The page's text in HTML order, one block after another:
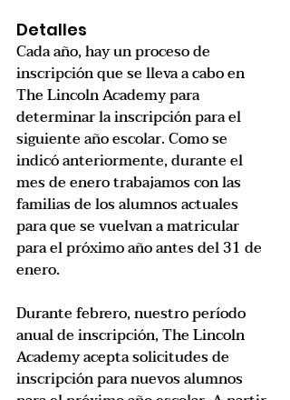
Detalles
Cada año, hay un proceso de
inscripción que se lleva a cabo en
The Lincoln Academy para
determinar la inscripción para el
siguiente año escolar. Como se
indicó anteriormente, durante el
mes de enero trabajamos con las
familias de los alumnos actuales
para que se vuelvan a matricular
para el próximo año antes del 31 de
enero.
Durante febrero, nuestro período
anual de inscripción, The Lincoln
Academy acepta solicitudes de
inscripción para nuevos alumnos